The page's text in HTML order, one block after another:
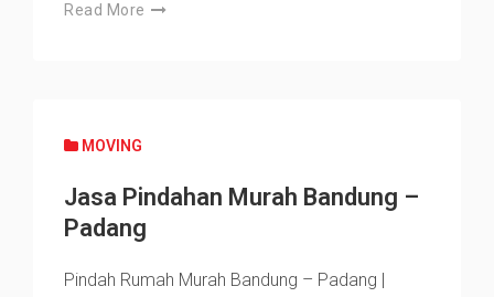
Read More
MOVING
Jasa Pindahan Murah Bandung –
Padang
Pindah Rumah Murah Bandung – Padang |